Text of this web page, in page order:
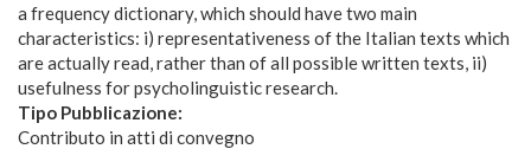
a frequency dictionary, which should have two main
characteristics: i) representativeness of the Italian texts which
are actually read, rather than of all possible written texts, ii)
usefulness for psycholinguistic research.
Tipo Pubblicazione:
Contributo in atti di convegno